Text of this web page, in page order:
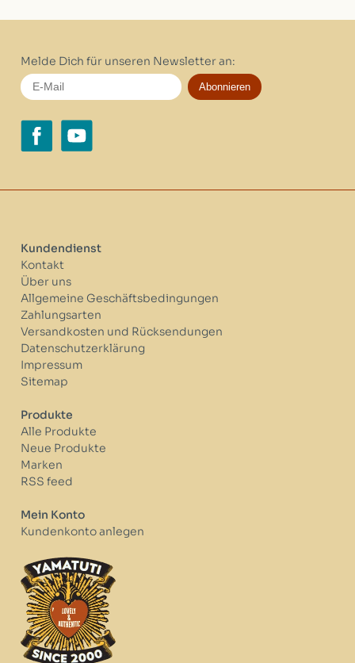
Melde Dich für unseren Newsletter an:
Abonnieren
Kundendienst
Kontakt
Über uns
Allgemeine Geschäftsbedingungen
Zahlungsarten
Versandkosten und Rücksendungen
Datenschutzerklärung
Impressum
Sitemap
Produkte
Alle Produkte
Neue Produkte
Marken
RSS feed
Mein Konto
Kundenkonto anlegen